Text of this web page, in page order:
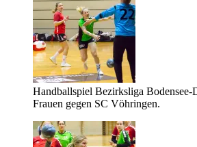
Handballspiel Bezirksliga
Frauen gegen SC Vöhringen.